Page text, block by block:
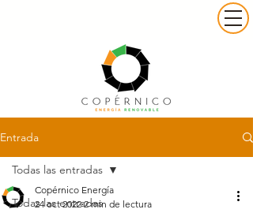
Entrada
Todas las entradas
Todas las entradas
Copérnico Energía
24 oct 2022 2 min de lectura